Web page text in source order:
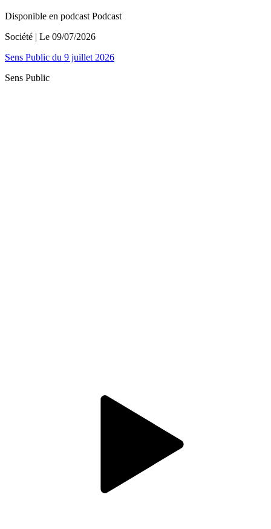
Disponible en podcast Podcast
Société | Le 09/07/2026
Sens Public du 9 juillet 2026
Sens Public